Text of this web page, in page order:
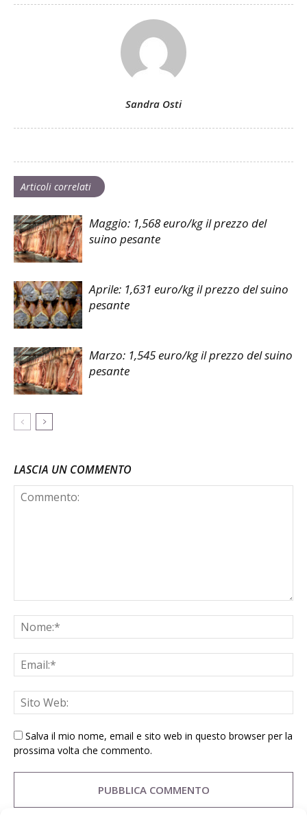
Sandra Osti
Articoli correlati
Maggio: 1,568 euro/kg il prezzo del
suino pesante
Aprile: 1,631 euro/kg il prezzo del suino
pesante
Marzo: 1,545 euro/kg il prezzo del suino
pesante
LASCIA UN COMMENTO
Salva il mio nome, email e sito web in questo browser per la
prossima volta che commento.